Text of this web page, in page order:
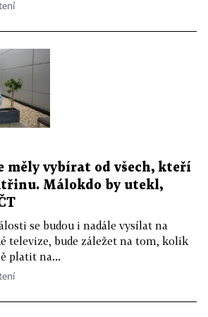
měly vybírat od všech, kteří
Málokdo by utekl,
se budou i nadále vysílat na
televize, bude záležet na tom, kolik
platit na...